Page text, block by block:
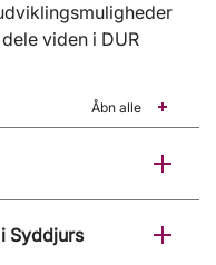
viden i DUR
Åbn alle
Syddjurs